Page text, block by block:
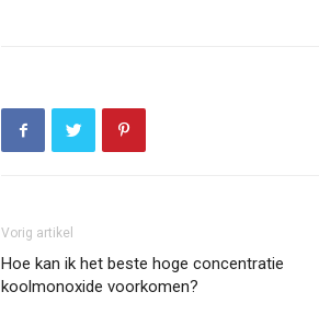
Vorig artikel
Hoe kan ik het beste hoge concentratie
koolmonoxide voorkomen?